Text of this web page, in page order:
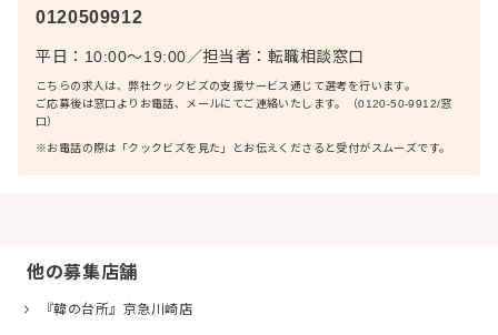
0120509912
平日：10:00〜19:00／担当者： 転職相談窓口
こちらの求人は、弊社クックビズの支援サービス通じて選考を行います。
ご応募後は窓口よりお電話、メールにてご連絡いたします。（0120-50-9912/窓
口）
※お電話の際は「クックビズを見た」とお伝えくださると受付がスムーズです。
他の募集店舗
『韓の台所』京急川崎店